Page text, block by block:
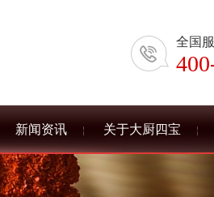
全国
新闻资讯 关于大厨四宝